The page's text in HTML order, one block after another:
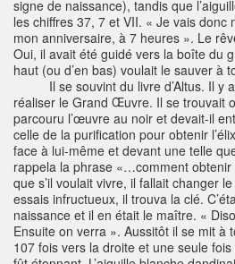
signe de naissance), tandis que
les chiffres 37, 7 et VII. « Je vais donc
mon anniversaire, à 7 heures ». Le
Oui, il avait été guidé vers la boîte du
haut (ou d’en bas) voulait le
Il se souvint du livre d’Altus. Il y
réaliser le Grand Œuvre. Il se trouvait
parcouru l’œuvre au noir et devait-il
celle de la purification pour obtenir
face à lui-même et devant une telle
rappela la phrase «…comment obtenir
que s’il voulait vivre, il fallait changer
essais infructueux, il trouva la clé.
naissance et il en était le maître. «
Ensuite on verra ». Aussitôt il se mit à
107 fois vers la droite et une seule